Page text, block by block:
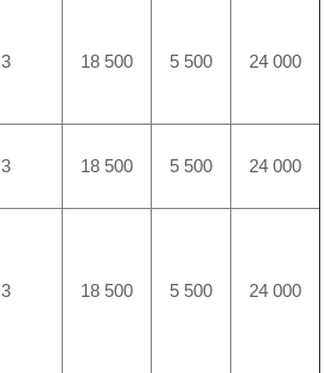
3 18 500 5 500 24 000
3 18 500 5 500 24 000
3 18 500 5 500 24 000